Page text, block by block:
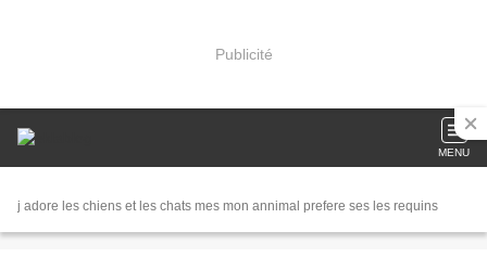
Publicité
MENU
j adore les chiens et les chats mes mon annimal prefere ses les requins